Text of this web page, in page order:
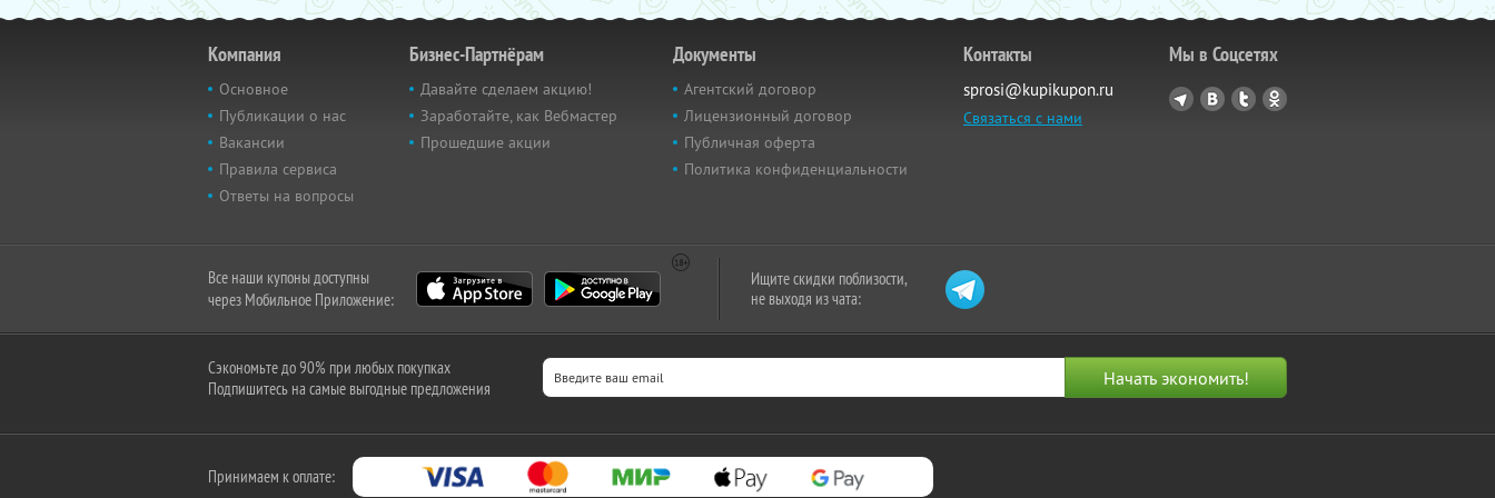
Компания
Основное
Публикации о нас
Вакансии
Правила сервиса
Ответы на вопросы
Бизнес-Партнёрам
Давайте сделаем акцию!
Заработайте, как Вебмастер
Прошедшие акции
Документы
Агентский договор
Лицензионный договор
Публичная оферта
Политика конфиденциальности
Контакты
sprosi@kupikupon.ru
Связаться с нами
Мы в Соцсетях
Все наши купоны доступны
через Мобильное Приложение:
Ищите скидки поблизости,
не выходя из чата:
Сэкономьте до 90% при любых покупках
Подпишитесь на самые выгодные предложения
Принимаем к оплате: